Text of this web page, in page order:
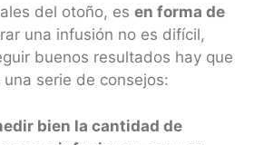
del otoño, es en forma de
una infusión no es difícil,
buenos resultados hay que
serie de consejos:
bien la cantidad de